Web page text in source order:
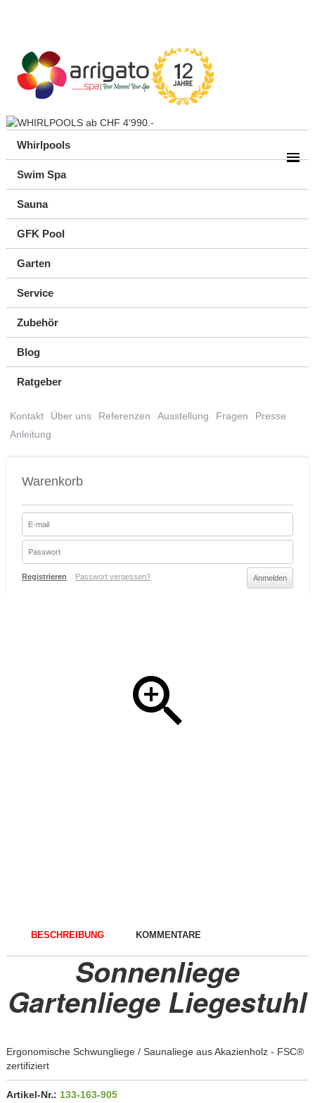
Whirlpools
Swim Spa
Sauna
GFK Pool
Garten
Service
Zubehör
Blog
Ratgeber
Kontakt Über uns Referenzen Ausstellung Fragen
Presse
Anleitung
Warenkorb
Registrieren Passwort vergessen?
BESCHREIBUNG KOMMENTARE
Sonnenliege
Gartenliege Liegestuhl
Ergonomische Schwungliege / Saunaliege aus Akazienholz - FSC®
zertifiziert
Artikel-Nr.: 133-163-905